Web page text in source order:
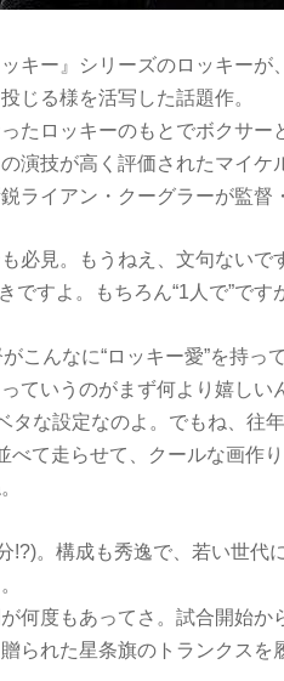
キー』シリーズのロッキーが
じる様を活写した話題作。
たロッキーのもとでボクサー
演技が高く評価されたマイケ
ライアン・クーグラーが監督
必見。もうねえ、文句ないで
ですよ。もちろん“1人で”です
こんなに“ロッキー愛”を持っ
ていうのがまず何より嬉しい
タな設定なのよ。でもね、往
て走らせて、クールな画作
!?)。構成も秀逸で、若い世代
何度もあってさ。試合開始か
られた星条旗のトランクスを